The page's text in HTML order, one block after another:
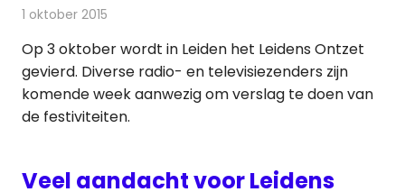
1 oktober 2015
Op 3 oktober wordt in Leiden het Leidens Ontzet
gevierd. Diverse radio- en televisiezenders zijn
komende week aanwezig om verslag te doen van
de festiviteiten.
Veel aandacht voor Leidens